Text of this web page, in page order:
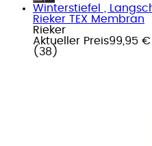
Winterstiefel ,
Rieker TEX Membran
Rieker
Aktueller Preis99,95 €
( 38 )